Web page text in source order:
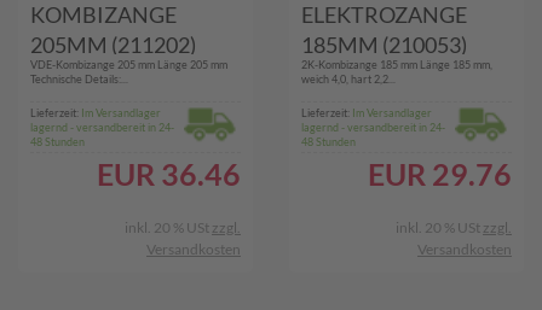
KOMBIZANGE
205MM (211202)
VDE-Kombizange 205 mm Länge 205 mm
Technische Details:...
Lieferzeit: Im Versandlager
lagernd - versandbereit in 24-
48 Stunden
EUR 36.46
inkl. 20 % USt zzgl.
Versandkosten
ELEKTROZANGE
185MM (210053)
2K-Kombizange 185 mm Länge 185 mm,
weich 4,0, hart 2,2...
Lieferzeit: Im Versandlager
lagernd - versandbereit in 24-
48 Stunden
EUR 29.76
inkl. 20 % USt zzgl.
Versandkosten